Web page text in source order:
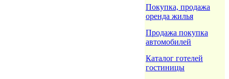
Покупка, продажа
оренда жилья
Продажа покупка
автомобилей
Каталог готелей
гостиницы